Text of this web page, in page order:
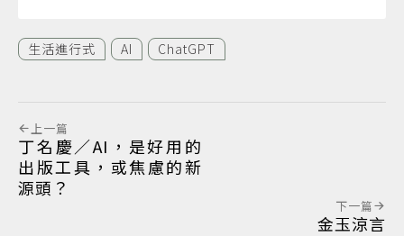
生活進行式 AI ChatGPT
上一篇
丁名慶／AI，是好用的
出版工具，或焦慮的新
源頭？
下一篇
金玉涼言